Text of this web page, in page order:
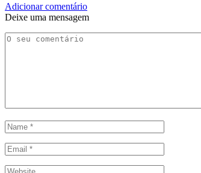
Adicionar comentário
Deixe uma mensagem